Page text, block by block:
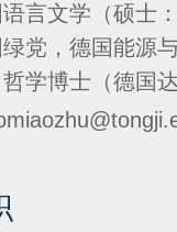
言文学（硕士
党，德国能源
哲学博士（德国